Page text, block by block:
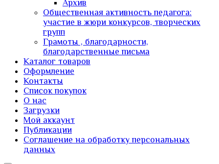
Архив
Общественная активность педагога:
участие в жюри конкурсов, творческих
групп
Грамоты , благодарности,
благодарственные письма
Каталог товаров
Оформление
Контакты
Список покупок
О нас
Загрузки
Мой аккаунт
Публикации
Соглашение на обработку персональных
данных